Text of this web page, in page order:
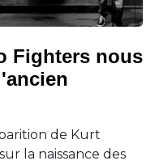
Fighters nous
de Kurt
la naissance des